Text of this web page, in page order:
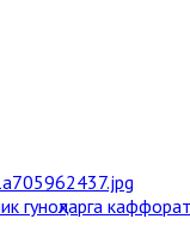
гуноҳларга